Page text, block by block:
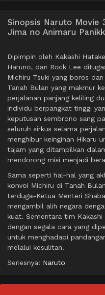
Sinopsis Naruto Movie
Jima no Animaru
Dipimpin oleh Kakashi
Haruno, dan Rock Lee
Michiru Tsuki yang boros
Tanah Bulan yang makmur
perjalanan panjang keliling
individu berpangkat tinggi
keputusan sembrono sang
seluruh sirkus selama
menghibur keinginan Hikaru
tajam yang ditampilkan
mendorong misi menjadi
Sama seperti hal-hal yang
konvoi Michiru di Tanah
terduga-Ketua Menteri
mengambil alih negara
kuat. Sementara tim
dengan segala cara yang
untuk menghadapi
melalui kesulitan.
Seriesnya: Naruto